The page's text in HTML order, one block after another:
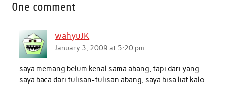
e
o
o
k
t
t
A
p
d
n
One comment
wahyuJK
January 3, 2009 at 5:20 pm
saya memang belum kenal sama abang, tapi dari yang
saya baca dari tulisan-tulisan abang, saya bisa liat kalo